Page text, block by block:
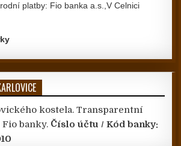
platby: Fio banka a.s.,V Celnici
kostela. Transparentní
banky. Číslo účtu / Kód banky: